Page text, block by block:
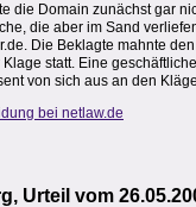
die Domain zunächst gar
die aber im Sand
Die Beklagte mahnte
Klage statt. Eine
von sich aus an den
bei netlaw.de
Urteil vom